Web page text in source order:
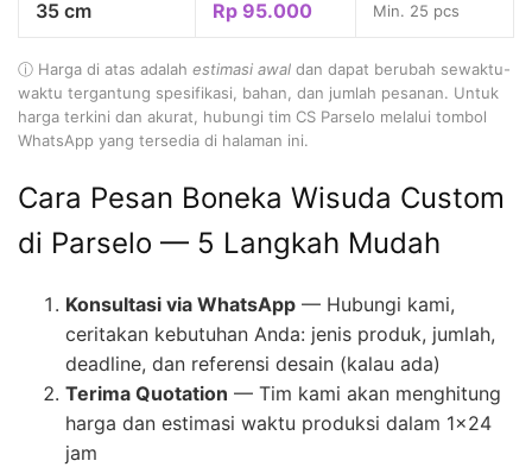
35 cm Rp 95.000 Min. 25 pcs
ⓘ Harga di atas adalah estimasi awal dan dapat berubah sewaktu-
waktu tergantung spesifikasi, bahan, dan jumlah pesanan. Untuk
harga terkini dan akurat, hubungi tim CS Parselo melalui tombol
WhatsApp yang tersedia di halaman ini.
Cara Pesan Boneka Wisuda Custom
di Parselo — 5 Langkah Mudah
Konsultasi via WhatsApp — Hubungi kami,
ceritakan kebutuhan Anda: jenis produk, jumlah,
deadline, dan referensi desain (kalau ada)
Terima Quotation — Tim kami akan menghitung
harga dan estimasi waktu produksi dalam 1×24
jam